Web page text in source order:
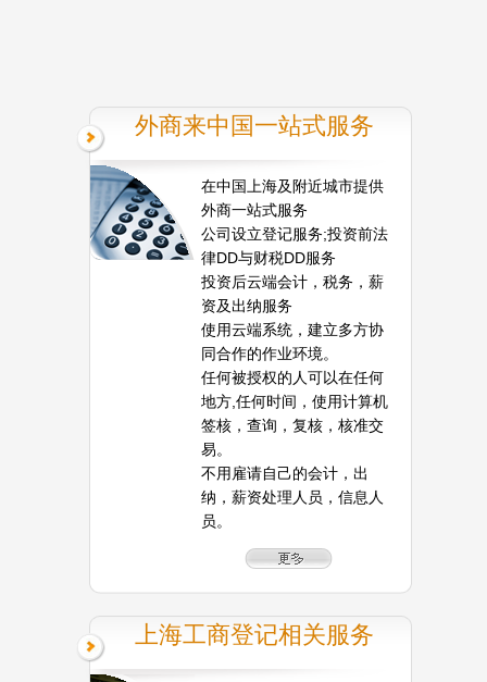
外商来中国一站式服务
在中国上海及附近城市提供
外商一站式服务
公司设立登记服务;投资前法
律DD与财税DD服务
投资后云端会计，税务，薪
资及出纳服务
使用云端系统，建立多方协
同合作的作业环境。
任何被授权的人可以在任何
地方,任何时间，使用计算机
签核，查询，复核，核准交
易。
不用雇请自己的会计，出
纳，薪资处理人员，信息人
员。
上海工商登记相关服务